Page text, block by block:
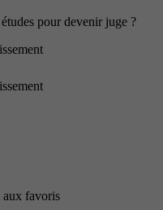
pour devenir juge ?
aux favoris